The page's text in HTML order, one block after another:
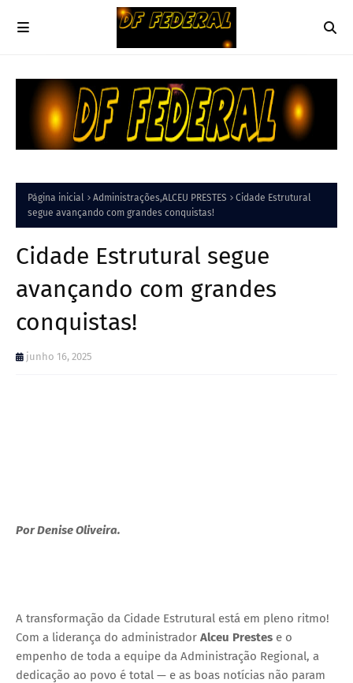
Página inicial Administrações,ALCEU PRESTES
Cidade Estrutural
segue avançando com grandes conquistas!
Cidade Estrutural segue
avançando com grandes
conquistas!
junho 16, 2025
Por Denise Oliveira.
A transformação da Cidade Estrutural está em pleno ritmo!
Com a liderança do administrador Alceu Prestes e o
empenho de toda a equipe da Administração Regional, a
dedicação ao povo é total — e as boas notícias não param